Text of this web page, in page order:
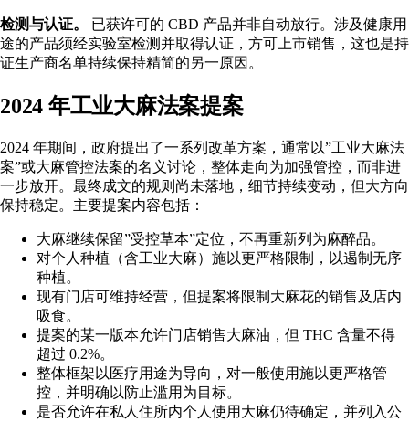
检测与认证。
已获许可的 CBD 产品并非自动放行。涉及健康用
途的产品须经实验室检测并取得认证，方可上市销售，这也是持
证生产商名单持续保持精简的另一原因。
2024 年工业大麻法案提案
2024 年期间，政府提出了一系列改革方案，通常以”工业大麻法
案”或大麻管控法案的名义讨论，整体走向为加强管控，而非进
一步放开。最终成文的规则尚未落地，细节持续变动，但大方向
保持稳定。主要提案内容包括：
大麻继续保留”受控草本”定位，不再重新列为麻醉品。
对个人种植（含工业大麻）施以更严格限制，以遏制无序
种植。
现有门店可维持经营，但提案将限制大麻花的销售及店内
吸食。
提案的某一版本允许门店销售大麻油，但 THC 含量不得
超过 0.2%。
整体框架以医疗用途为导向，对一般使用施以更严格管
控，并明确以防止滥用为目标。
是否允许在私人住所内个人使用大麻仍待确定，并列入公